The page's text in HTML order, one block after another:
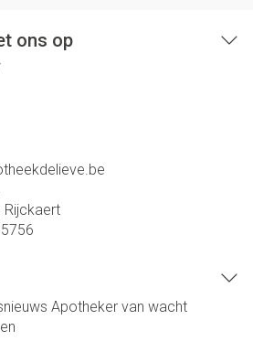
ons op
Rijckaert
Apotheker van wacht